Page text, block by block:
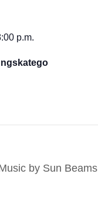
p.m.
by Sun Beams